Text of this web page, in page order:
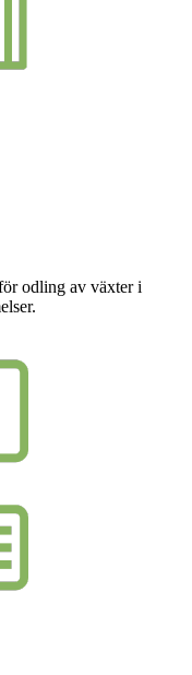
odling av växter i